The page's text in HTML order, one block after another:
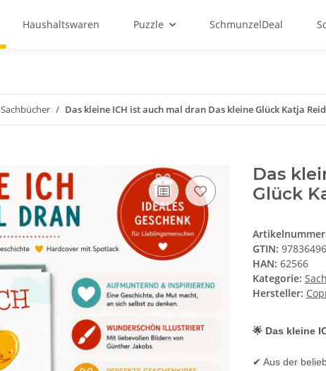
Haushaltswaren Puzzle SchmunzelDeal
Sachbücher Das kleine ICH ist auch mal dran Das kleine Glück Katja
Das
Glück
GTIN:
HAN: 62566
Kategorie:
Hersteller:
🌟 Das kleine
✔ Aus der